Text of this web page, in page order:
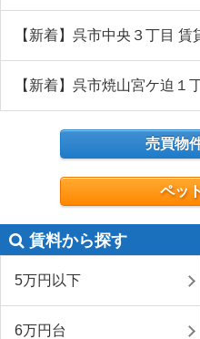
【新着】呉市中央３丁目 賃
【新着】呉市焼山宮ケ迫１
売買物
ペッ
賃料から探す
5万円以下
6万円台